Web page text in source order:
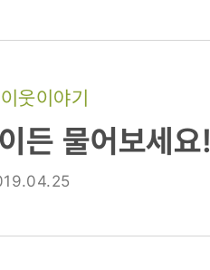
웃이야기
든 물어보세요!